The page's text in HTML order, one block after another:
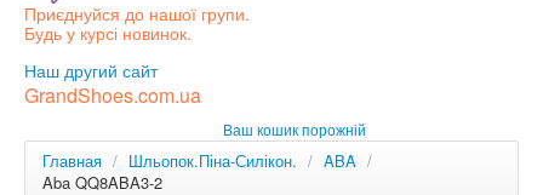
Вхід для покупця
РОС
Приєднуйся до нашої групи.
Будь у курсі новинок.
Наш другий сайт
GrandShoes.com.ua
Ваш кошик порожній
Главная / Шльопок.Піна-Силікон. / ABA /
Aba QQ8ABA3-2